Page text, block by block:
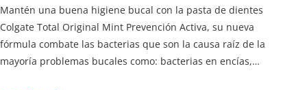
Mantén una buena higiene bucal con la pasta de dientes
Colgate Total Original Mint Prevención Activa, su nueva
fórmula combate las bacterias que son la causa raíz de la
mayoría problemas bucales como: bacterias en encías,